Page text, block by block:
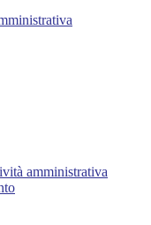
amministrativa